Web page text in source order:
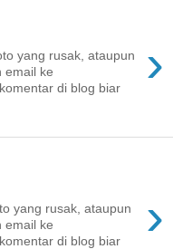
›
yang rusak, ataupun
email ke
di blog biar
›
yang rusak, ataupun
email ke
di blog biar